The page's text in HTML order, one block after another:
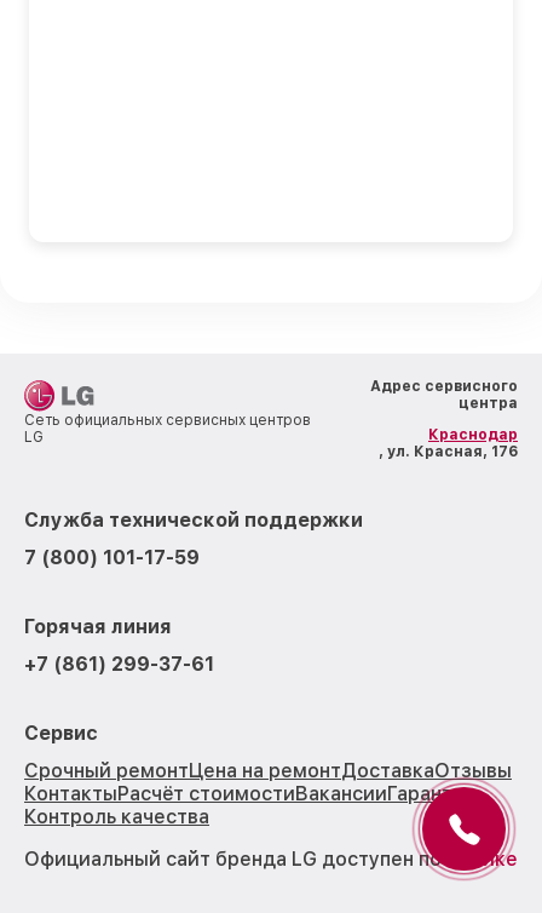
Сеть официальных сервисных центров
LG
Адрес сервисного
центра
Краснодар
, ул. Красная, 176
Служба технической поддержки
7 (800) 101-17-59
Горячая линия
+7 (861) 299-37-61
Сервис
Срочный ремонтЦена на ремонтДоставкаОтзывы
КонтактыРасчёт стоимостиВакансииГарантии
Контроль качества
Официальный сайт бренда LG доступен по
ссылке